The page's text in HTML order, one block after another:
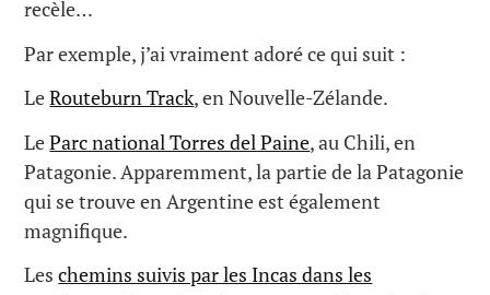
recèle…
Par exemple, j’ai vraiment adoré ce qui suit :
LeRouteburn Track, en Nouvelle-Zélande.
LeParc national Torres del Paine, au Chili, en
Patagonie. Apparemment, la partie de la Patagonie
qui se trouve en Argentine est également
magnifique.
Leschemins suivis par les Incas dans les